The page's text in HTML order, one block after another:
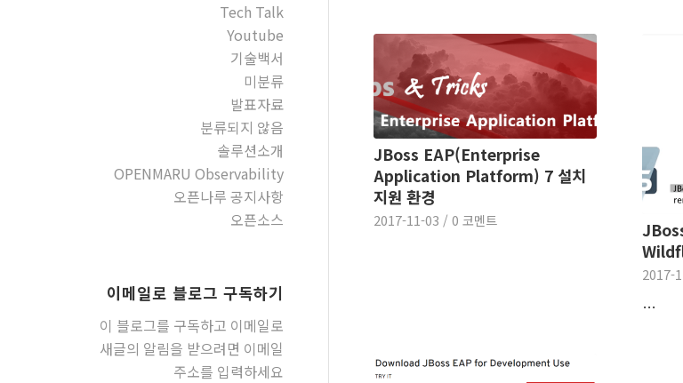
JBoss EAP(Enterprise
Application Platform) 7 설치
지원 환경
2017-11-03 / 0 코멘트
2017-
…
Tech Talk
Youtube
기술백서
미분류
발표자료
분류되지 않음
솔루션소개
OPENMARU Observability
오픈나루 공지사항
오픈소스
이메일로 블로그 구독하기
이 블로그를 구독하고 이메일로
새글의 알림을 받으려면 이메일
주소를 입력하세요